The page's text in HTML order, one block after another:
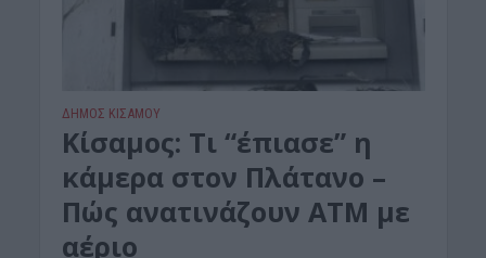
ΔΉΜΟΣ ΚΙΣΆΜΟΥ
Κίσαμος: Τι “έπιασε” η
κάμερα στον Πλάτανο –
Πώς ανατινάζουν ΑΤΜ με
αέριο